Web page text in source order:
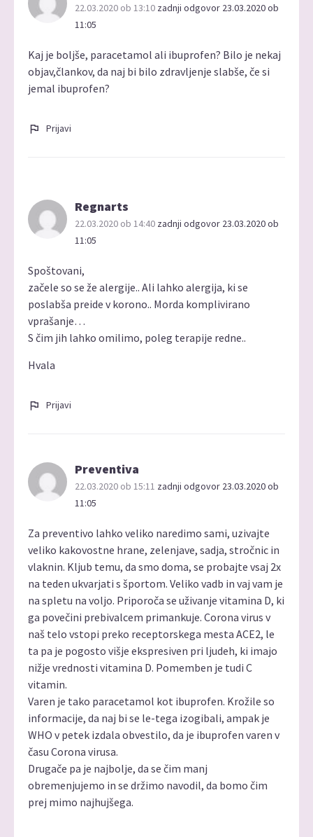
22.03.2020 ob 13:10 zadnji odgovor 23.03.2020 ob
11:05
Kaj je boljše, paracetamol ali ibuprofen? Bilo je nekaj
objav,člankov, da naj bi bilo zdravljenje slabše, če si
jemal ibuprofen?
Prijavi
Regnarts
22.03.2020 ob 14:40 zadnji odgovor 23.03.2020 ob
11:05
Spoštovani,
začele so se že alergije.. Ali lahko alergija, ki se
poslabša preide v korono.. Morda komplivirano
vprašanje…
S čim jih lahko omilimo, poleg terapije redne..
Hvala
Prijavi
Preventiva
22.03.2020 ob 15:11 zadnji odgovor 23.03.2020 ob
11:05
Za preventivo lahko veliko naredimo sami, uzivajte
veliko kakovostne hrane, zelenjave, sadja, stročnic in
vlaknin. Kljub temu, da smo doma, se probajte vsaj 2x
na teden ukvarjati s športom. Veliko vadb in vaj vam je
na spletu na voljo. Priporoča se uživanje vitamina D, ki
ga povečini prebivalcem primankuje. Corona virus v
naš telo vstopi preko receptorskega mesta ACE2, le
ta pa je pogosto višje ekspresiven pri ljudeh, ki imajo
nižje vrednosti vitamina D. Pomemben je tudi C
vitamin.
Varen je tako paracetamol kot ibuprofen. Krožile so
informacije, da naj bi se le-tega izogibali, ampak je
WHO v petek izdala obvestilo, da je ibuprofen varen v
času Corona virusa.
Drugače pa je najbolje, da se čim manj
obremenjujemo in se držimo navodil, da bomo čim
prej mimo najhujšega.